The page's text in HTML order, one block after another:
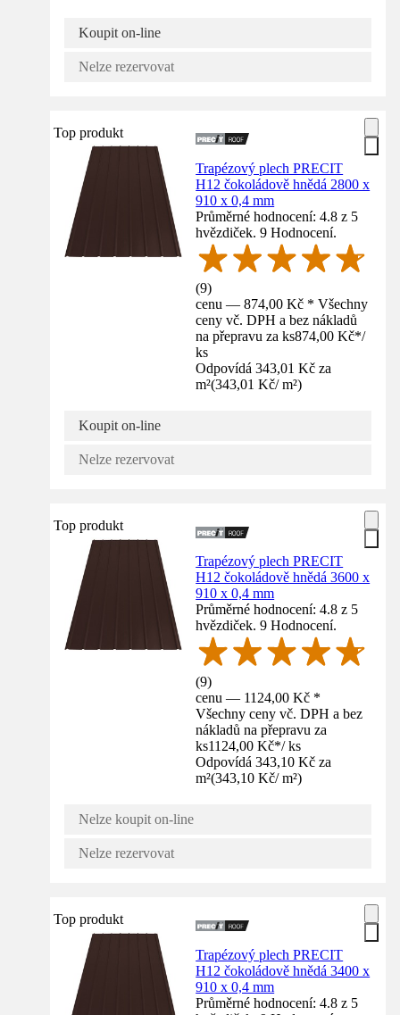
Koupit on-line
Nelze rezervovat
Top produkt
Trapézový plech PRECIT
H12 čokoládově hnědá 2800 x
910 x 0,4 mm
Průměrné hodnocení: 4.8 z 5
hvězdiček. 9 Hodnocení.
(9)
cenu — 874,00 Kč * Všechny
ceny vč. DPH a bez nákladů
na přepravu za ks874,00 Kč*/
ks
Odpovídá 343,01 Kč za
m²(343,01 Kč/ m²)
Koupit on-line
Nelze rezervovat
Top produkt
Trapézový plech PRECIT
H12 čokoládově hnědá 3600 x
910 x 0,4 mm
Průměrné hodnocení: 4.8 z 5
hvězdiček. 9 Hodnocení.
(9)
cenu — 1124,00 Kč *
Všechny ceny vč. DPH a bez
nákladů na přepravu za
ks1124,00 Kč*/ ks
Odpovídá 343,10 Kč za
m²(343,10 Kč/ m²)
Nelze koupit on-line
Nelze rezervovat
Top produkt
Trapézový plech PRECIT
H12 čokoládově hnědá 3400 x
910 x 0,4 mm
Průměrné hodnocení: 4.8 z 5